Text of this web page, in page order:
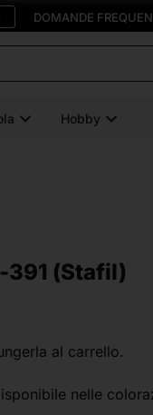
DOMANDE
Hobby
391 (Stafil)
al carrello.
nelle